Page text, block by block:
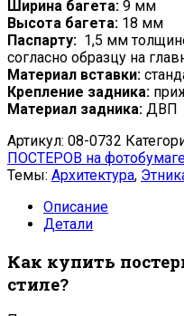
Ширина багета: 9 мм
Высота багета: 18 мм
Паспарту: 1,5 мм
согласно образцу на
Материал вставки:
Крепление задника:
Материал задника: ДВП
Артикул: 08-0732
ПОСТЕРОВ на
Темы: Архитектура,
Описание
Детали
Как купить
стиле?